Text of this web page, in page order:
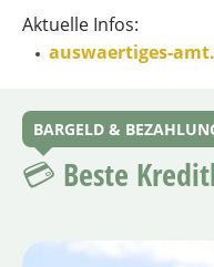
Aktuelle Infos:
auswaertiges-
BARGELD &
💳 Beste